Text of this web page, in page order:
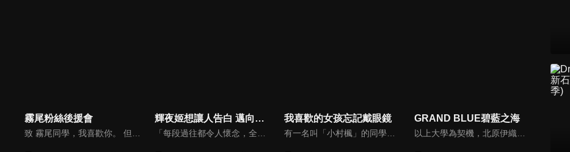
霧尾粉絲後援會 輝夜姬想讓人告白 邁向大人的階梯 我喜歡的女孩忘記戴眼鏡 GRAND BLUE碧藍之海